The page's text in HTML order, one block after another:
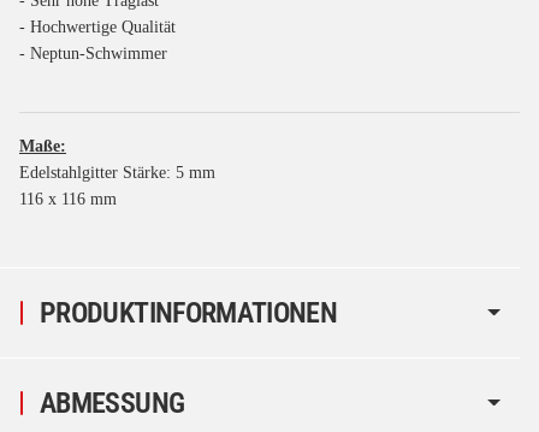
PRODUKTINFORMATIONEN
- Hochwertige Qualität
- Neptun-Schwimmer
Maße:
Edelstahlgitter Stärke: 5 mm
116 x 116 mm
ABMESSUNG